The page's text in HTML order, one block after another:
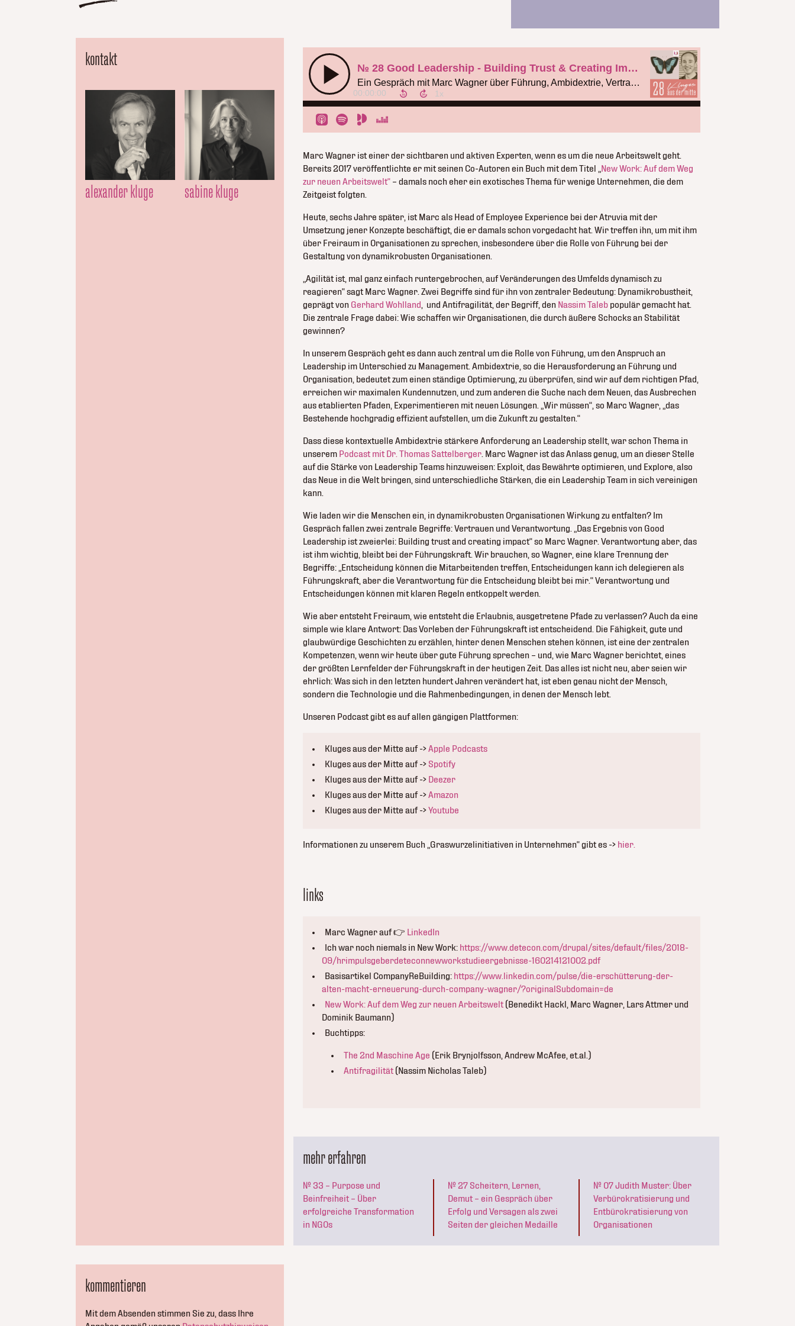
kontakt
alexander kluge sabine kluge
Marc Wagner ist einer der sichtbaren und aktiven Experten, wenn es um die neue Arbeitswelt geht.
Bereits 2017 veröffentlichte er mit seinen Co-Autoren ein Buch mit dem Titel „ New Work: Auf dem Weg
zur neuen Arbeitswelt“ – damals noch eher ein exotisches Thema für wenige Unternehmen, die dem
Zeitgeist folgten.
Heute, sechs Jahre später, ist Marc als Head of Employee Experience bei der Atruvia mit der
Umsetzung jener Konzepte beschäftigt, die er damals schon vorgedacht hat. Wir treffen ihn, um mit ihm
über Freiraum in Organisationen zu sprechen, insbesondere über die Rolle von Führung bei der
Gestaltung von dynamikrobusten Organisationen.
„Agilität ist, mal ganz einfach runtergebrochen, auf Veränderungen des Umfelds dynamisch zu
reagieren“ sagt Marc Wagner. Zwei Begriffe sind für ihn von zentraler Bedeutung: Dynamikrobustheit,
geprägt von Gerhard Wohlland, und Antifragilität, der Begriff, den Nassim Taleb populär gemacht hat.
Die zentrale Frage dabei: Wie schaffen wir Organisationen, die durch äußere Schocks an Stabilität
gewinnen?
In unserem Gespräch geht es dann auch zentral um die Rolle von Führung, um den Anspruch an
Leadership im Unterschied zu Management. Ambidextrie, so die Herausforderung an Führung und
Organisation, bedeutet zum einen ständige Optimierung, zu überprüfen, sind wir auf dem richtigen Pfad,
erreichen wir maximalen Kundennutzen, und zum anderen die Suche nach dem Neuen, das Ausbrechen
aus etablierten Pfaden, Experimentieren mit neuen Lösungen. „Wir müssen“, so Marc Wagner, „das
Bestehende hochgradig effizient aufstellen, um die Zukunft zu gestalten.“
Dass diese kontextuelle Ambidextrie stärkere Anforderung an Leadership stellt, war schon Thema in
unserem Podcast mit Dr. Thomas Sattelberger. Marc Wagner ist das Anlass genug, um an dieser Stelle
auf die Stärke von Leadership Teams hinzuweisen: Exploit, das Bewährte optimieren, und Explore, also
das Neue in die Welt bringen, sind unterschiedliche Stärken, die ein Leadership Team in sich vereinigen
kann.
Wie laden wir die Menschen ein, in dynamikrobusten Organisationen Wirkung zu entfalten? Im
Gespräch fallen zwei zentrale Begriffe: Vertrauen und Verantwortung. „Das Ergebnis von Good
Leadership ist zweierlei: Building trust and creating impact“ so Marc Wagner. Verantwortung aber, das
ist ihm wichtig, bleibt bei der Führungskraft. Wir brauchen, so Wagner, eine klare Trennung der
Begriffe: „Entscheidung können die Mitarbeitenden treffen, Entscheidungen kann ich delegieren als
Führungskraft, aber die Verantwortung für die Entscheidung bleibt bei mir.“ Verantwortung und
Entscheidungen können mit klaren Regeln entkoppelt werden.
Wie aber entsteht Freiraum, wie entsteht die Erlaubnis, ausgetretene Pfade zu verlassen? Auch da eine
simple wie klare Antwort: Das Vorleben der Führungskraft ist entscheidend. Die Fähigkeit, gute und
glaubwürdige Geschichten zu erzählen, hinter denen Menschen stehen können, ist eine der zentralen
Kompetenzen, wenn wir heute über gute Führung sprechen – und, wie Marc Wagner berichtet, eines
der größten Lernfelder der Führungskraft in der heutigen Zeit. Das alles ist nicht neu, aber seien wir
ehrlich: Was sich in den letzten hundert Jahren verändert hat, ist eben genau nicht der Mensch,
sondern die Technologie und die Rahmenbedingungen, in denen der Mensch lebt.
Unseren Podcast gibt es auf allen gängigen Plattformen:
Kluges aus der Mitte auf ->Apple Podcasts
Kluges aus der Mitte auf -> Spotify
Kluges aus der Mitte auf -> Deezer
Kluges aus der Mitte auf ->Amazon
Kluges aus der Mitte auf ->Youtube
Informationen zu unserem Buch „Graswurzelinitiativen in Unternehmen“ gibt es -> hier.
links
Marc Wagner auf 👉 LinkedIn
Ich war noch niemals in New Work: https://www.detecon.com/drupal/sites/default/files/2018-
09/hrimpulsgeberdeteconnewworkstudieergebnisse-160214121002.pdf
Basisartikel CompanyReBuilding: https://www.linkedin.com/pulse/die-erschütterung-der-
alten-macht-erneuerung-durch-company-wagner/?originalSubdomain=de
New Work: Auf dem Weg zur neuen Arbeitswelt (Benedikt Hackl, Marc Wagner, Lars Attmer und
Dominik Baumann)
Buchtipps:
The 2nd Maschine Age (Erik Brynjolfsson, Andrew McAfee, et.al.)
Antifragilität (Nassim Nicholas Taleb)
mehr erfahren
№ 33 – Purpose und
Beinfreiheit – Über
erfolgreiche Transformation
in NGOs
№ 27 Scheitern, Lernen,
Demut – ein Gespräch über
Erfolg und Versagen als zwei
Seiten der gleichen Medaille
№ 07 Judith Muster: Über
Verbürokratisierung und
Entbürokratisierung von
Organisationen
kommentieren
Mit dem Absenden stimmen Sie zu, dass Ihre